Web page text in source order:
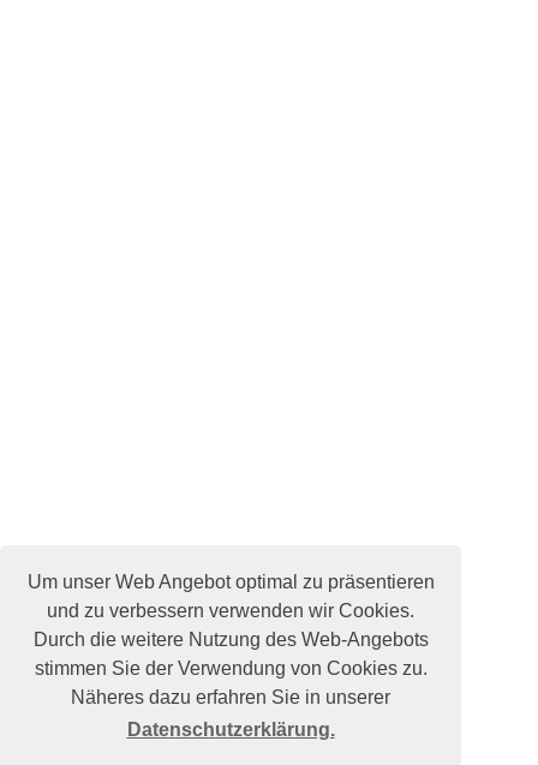
Um unser Web Angebot optimal zu präsentieren
und zu verbessern verwenden wir Cookies.
Durch die weitere Nutzung des Web-Angebots
stimmen Sie der Verwendung von Cookies zu.
Näheres dazu erfahren Sie in unserer
Datenschutzerklärung.